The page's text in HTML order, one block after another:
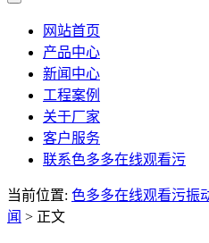
网站首页
产品中心
新闻中心
工程案例
关于厂家
客户服务
联系色多多在线观看污
当前位置: 色多多在线观看污振
闻 > 正文